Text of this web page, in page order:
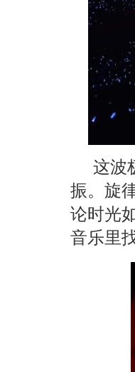
这波
振。旋
论时光
音乐里